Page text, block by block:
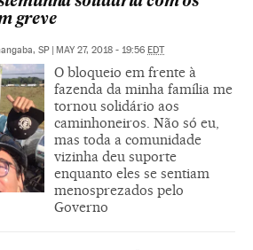
greve
SP MAY 27, 2018 - 19:56 EDT
O bloqueio em frente à
fazenda da minha família me
tornou solidário aos
caminhoneiros. Não só eu,
mas toda a comunidade
vizinha deu suporte
enquanto eles se sentiam
menosprezados pelo
Governo